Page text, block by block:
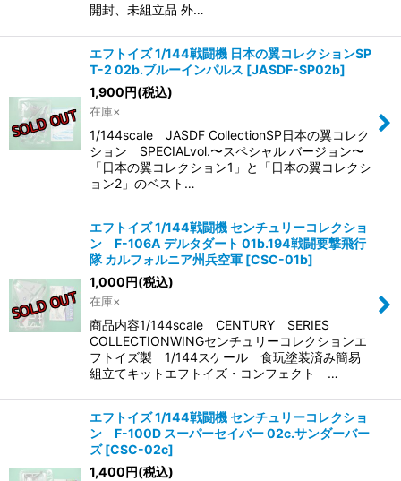
開封、未組立品 外…
エフトイズ 1/144戦闘機 日本の翼コレクションSP
T-2 02b.ブルーインパルス [JASDF-SP02b]
1,900円(税込)
在庫×
1/144scale JASDF CollectionSP日本の翼コレク
ション SPECIALvol.〜スペシャル バージョン〜
「日本の翼コレクション1」と「日本の翼コレクシ
ョン2」のベスト…
エフトイズ 1/144戦闘機 センチュリーコレクショ
ン F-106A デルタダート 01b.194戦闘要撃飛行
隊 カルフォルニア州兵空軍 [CSC-01b]
1,000円(税込)
在庫×
商品内容1/144scale CENTURY SERIES
COLLECTIONWINGセンチュリーコレクションエ
フトイズ製 1/144スケール 食玩塗装済み簡易
組立てキットエフトイズ・コンフェクト …
エフトイズ 1/144戦闘機 センチュリーコレクショ
ン F-100D スーパーセイバー 02c.サンダーバー
ズ [CSC-02c]
1,400円(税込)